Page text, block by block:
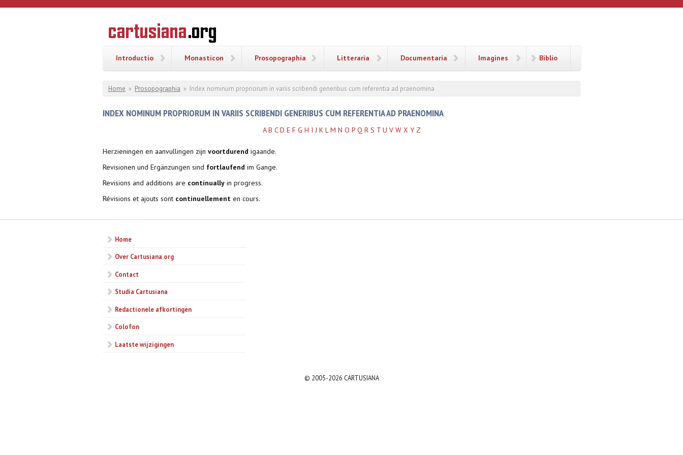
Overslaan en naar de inhoud gaan
CARTUSIANA
Geschiedenis
van de
Introductio Monasticon Prosopographia Litteraria Documentaria Imagines Biblio
U bent hier
Home » Prosopographia » Index nominum propriorum in variis scribendi generibus cum referentia ad praenomina
INDEX NOMINUM PROPRIORUM IN VARIIS SCRIBENDI GENERIBUS CUM REFERENTIA AD PRAENOMINA
A B C D E F G H I J K L M N O P Q R S T U V W X Y Z
Herzieningen en aanvullingen zijn voortdurend igaande.
Revisionen und Ergänzungen sind fortlaufend im Gange.
Revisions and additions are continually in progress.
Révisions et ajouts sont continuellement en cours.
Home
Over Cartusiana.org
Contact
Studia Cartusiana
Redactionele afkortingen
Colofon
Laatste wijzigingen
© 2005-2026 CARTUSIANA